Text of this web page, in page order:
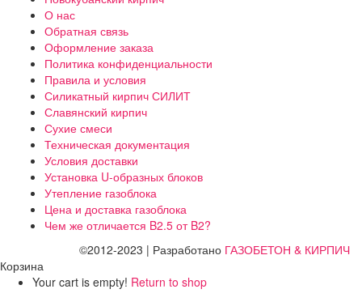
О нас
Обратная связь
Оформление заказа
Политика конфиденциальности
Правила и условия
Силикатный кирпич СИЛИТ
Славянский кирпич
Сухие смеси
Техническая документация
Условия доставки
Установка U-образных блоков
Утепление газоблока
Цена и доставка газоблока
Чем же отличается B2.5 от B2?
©2012-2023 | Разработано ГАЗОБЕТОН & КИРПИЧ
Корзина
Your cart is empty! Return to shop